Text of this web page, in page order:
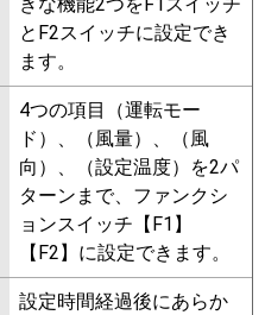
とF2スイッチに設定でき
ます。
4つの項目（運転モー
ド）、（風量）、（風
向）、（設定温度）を2パ
ターンまで、ファンクシ
ョンスイッチ【F1】
【F2】に設定できます。
設定時間経過後にあらか